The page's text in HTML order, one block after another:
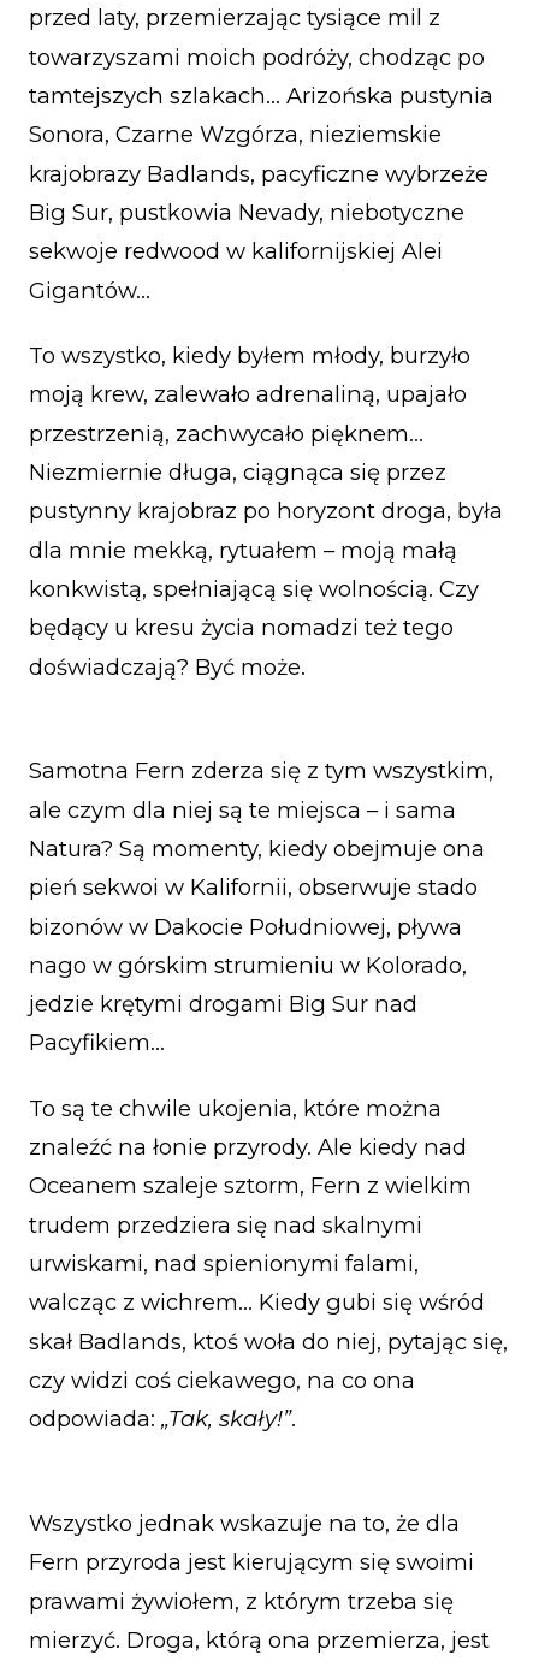
przed laty, przemierzając tysiące mil z
towarzyszami moich podróży, chodząc po
tamtejszych szlakach… Arizońska pustynia
Sonora, Czarne Wzgórza, nieziemskie
krajobrazy Badlands, pacyficzne wybrzeże
Big Sur, pustkowia Nevady, niebotyczne
sekwoje redwood w kalifornijskiej Alei
Gigantów…
To wszystko, kiedy byłem młody, burzyło
moją krew, zalewało adrenaliną, upajało
przestrzenią, zachwycało pięknem…
Niezmiernie długa, ciągnąca się przez
pustynny krajobraz po horyzont droga, była
dla mnie mekką, rytuałem – moją małą
konkwistą, spełniającą się wolnością. Czy
będący u kresu życia nomadzi też tego
doświadczają? Być może.
Samotna Fern zderza się z tym wszystkim,
ale czym dla niej są te miejsca – i sama
Natura? Są momenty, kiedy obejmuje ona
pień sekwoi w Kalifornii, obserwuje stado
bizonów w Dakocie Południowej, pływa
nago w górskim strumieniu w Kolorado,
jedzie krętymi drogami Big Sur nad
Pacyfikiem…
To są te chwile ukojenia, które można
znaleźć na łonie przyrody. Ale kiedy nad
Oceanem szaleje sztorm, Fern z wielkim
trudem przedziera się nad skalnymi
urwiskami, nad spienionymi falami,
walcząc z wichrem… Kiedy gubi się wśród
skał Badlands, ktoś woła do niej, pytając się,
czy widzi coś ciekawego, na co ona
odpowiada: „Tak, skały!”.
Wszystko jednak wskazuje na to, że dla
Fern przyroda jest kierującym się swoimi
prawami żywiołem, z którym trzeba się
mierzyć. Droga, którą ona przemierza, jest